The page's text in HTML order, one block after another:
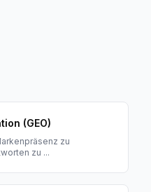
(GEO)
zu
zu ...